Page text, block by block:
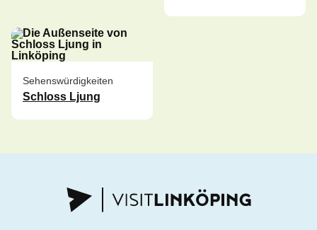
Sehenswürdigkeiten
Schloss Ljung